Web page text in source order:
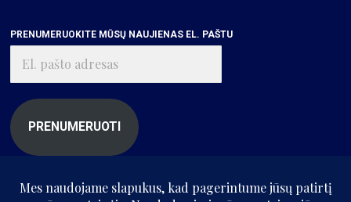
PRENUMERUOKITE MŪSŲ NAUJIENAS EL. PAŠTU
pašto
adresas
PRENUMERUOTI